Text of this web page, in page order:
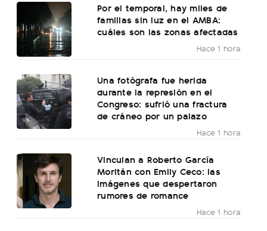
Por el temporal, hay miles de
familias sin luz en el AMBA:
cuáles son las zonas afectadas
Hace 1 hora
Una fotógrafa fue herida
durante la represión en el
Congreso: sufrió una fractura
de cráneo por un palazo
Hace 1 hora
Vinculan a Roberto García
Moritán con Emily Ceco: las
imágenes que despertaron
rumores de romance
Hace 1 hora